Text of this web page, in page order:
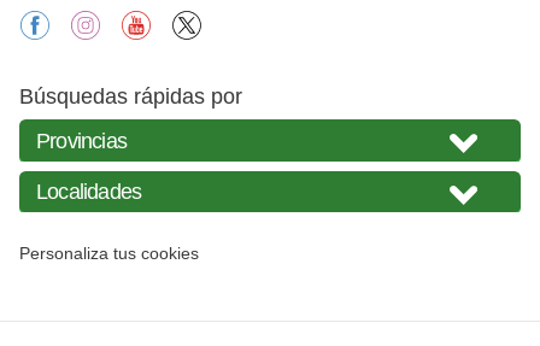
facebookinstagramyoutube
Búsquedas rápidas por
Personaliza tus cookies